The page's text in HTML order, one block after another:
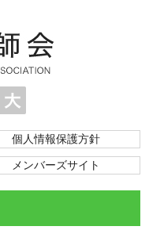
個人情報保護方針
メンバーズサイト